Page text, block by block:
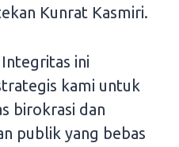
Kunrat Kasmiri.
ini
kami untuk
birokrasi dan
publik yang bebas